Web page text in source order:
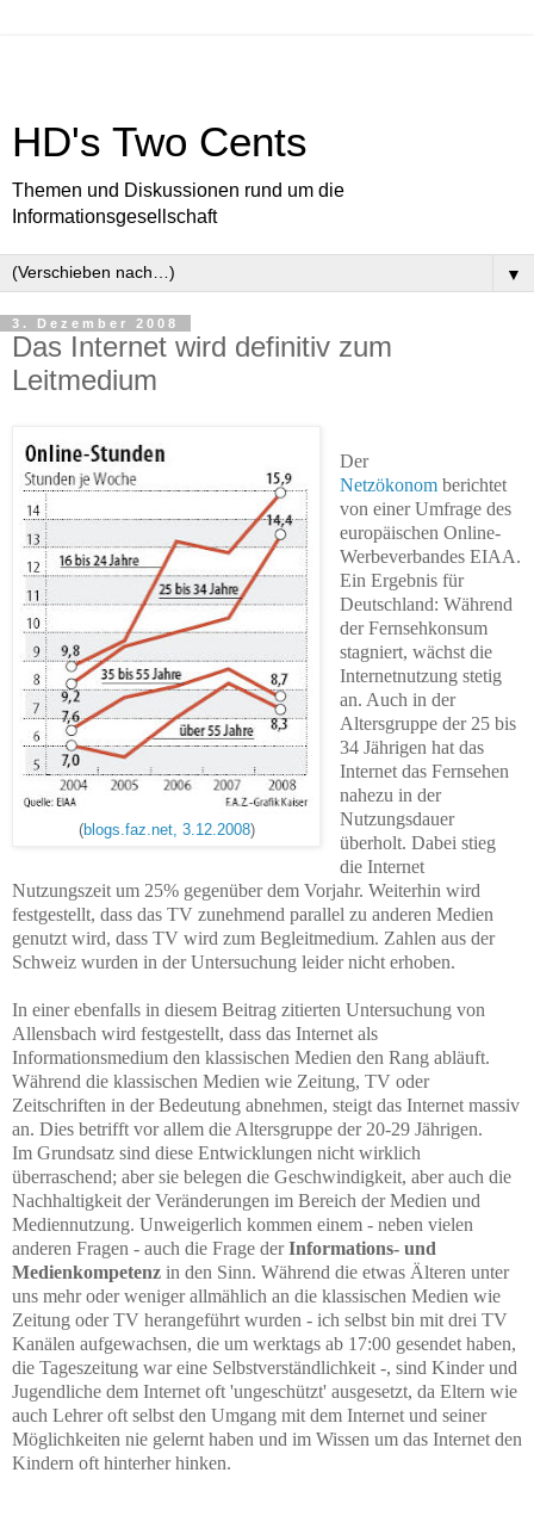
HD's Two Cents
Themen und Diskussionen rund um die
Informationsgesellschaft
▼
3. Dezember 2008
Das Internet wird definitiv zum
Leitmedium
(blogs.faz.net, 3.12.2008)
Der
Netzökonom berichtet
von einer Umfrage des
europäischen Online-
Werbeverbandes EIAA.
Ein Ergebnis für
Deutschland: Während
der Fernsehkonsum
stagniert, wächst die
Internetnutzung stetig
an. Auch in der
Altersgruppe der 25 bis
34 Jährigen hat das
Internet das Fernsehen
nahezu in der
Nutzungsdauer
überholt. Dabei stieg
die Internet
Nutzungszeit um 25% gegenüber dem Vorjahr. Weiterhin wird
festgestellt, dass das TV zunehmend parallel zu anderen Medien
genutzt wird, dass TV wird zum Begleitmedium. Zahlen aus der
Schweiz wurden in der Untersuchung leider nicht erhoben.
In einer ebenfalls in diesem Beitrag zitierten Untersuchung von
Allensbach wird festgestellt, dass das Internet als
Informationsmedium den klassischen Medien den Rang abläuft.
Während die klassischen Medien wie Zeitung, TV oder
Zeitschriften in der Bedeutung abnehmen, steigt das Internet massiv
an. Dies betrifft vor allem die Altersgruppe der 20-29 Jährigen.
Im Grundsatz sind diese Entwicklungen nicht wirklich
überraschend; aber sie belegen die Geschwindigkeit, aber auch die
Nachhaltigkeit der Veränderungen im Bereich der Medien und
Mediennutzung. Unweigerlich kommen einem - neben vielen
anderen Fragen - auch die Frage derInformations- und
Medienkompetenz in den Sinn. Während die etwas Älteren unter
uns mehr oder weniger allmählich an die klassischen Medien wie
Zeitung oder TV herangeführt wurden - ich selbst bin mit drei TV
Kanälen aufgewachsen, die um werktags ab 17:00 gesendet haben,
die Tageszeitung war eine Selbstverständlichkeit -, sind Kinder und
Jugendliche dem Internet oft 'ungeschützt' ausgesetzt, da Eltern wie
auch Lehrer oft selbst den Umgang mit dem Internet und seiner
Möglichkeiten nie gelernt haben und im Wissen um das Internet den
Kindern oft hinterher hinken.